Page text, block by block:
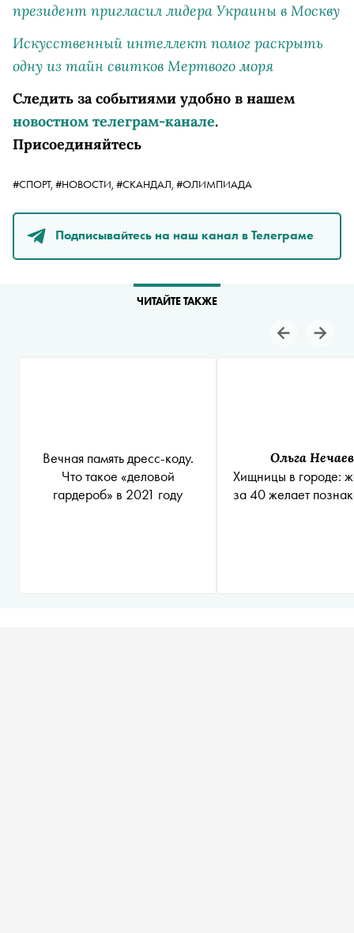
президент пригласил лидера Украины в Москву
Искусственный интеллект помог раскрыть
одну из тайн свитков Мертвого моря
Следить за событиями удобно в нашем
новостном телеграм-канале.
Присоединяйтесь
#СПОРТ, #НОВОСТИ, #СКАНДАЛ, #ОЛИМПИАДА
Подписывайтесь на наш канал в Телеграме
ЧИТАЙТЕ ТАКЖЕ
Вечная память дресс-коду.
Что такое «деловой
гардероб» в 2021 году
Ольга
Хищницы в городе:
за 40 желает